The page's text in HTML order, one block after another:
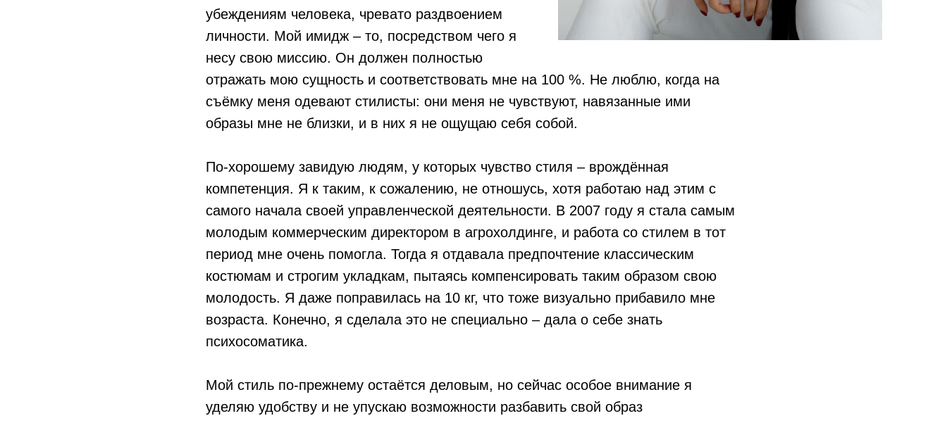
убеждениям человека, чревато раздвоением
личности. Мой имидж – то, посредством чего я
несу свою миссию. Он должен полностью
отражать мою сущность и соответствовать мне на 100 %. Не люблю, когда на
съёмку меня одевают стилисты: они меня не чувствуют, навязанные ими
образы мне не близки, и в них я не ощущаю себя собой.
По-хорошему завидую людям, у которых чувство стиля – врождённая
компетенция. Я к таким, к сожалению, не отношусь, хотя работаю над этим с
самого начала своей управленческой деятельности. В 2007 году я стала самым
молодым коммерческим директором в агрохолдинге, и работа со стилем в тот
период мне очень помогла. Тогда я отдавала предпочтение классическим
костюмам и строгим укладкам, пытаясь компенсировать таким образом свою
молодость. Я даже поправилась на 10 кг, что тоже визуально прибавило мне
возраста. Конечно, я сделала это не специально – дала о себе знать
психосоматика.
Мой стиль по-прежнему остаётся деловым, но сейчас особое внимание я
уделяю удобству и не упускаю возможности разбавить свой образ